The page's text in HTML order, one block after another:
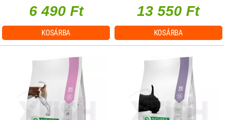
6 490 Ft
KOSÁRBA
13 550 Ft
KOSÁRBA